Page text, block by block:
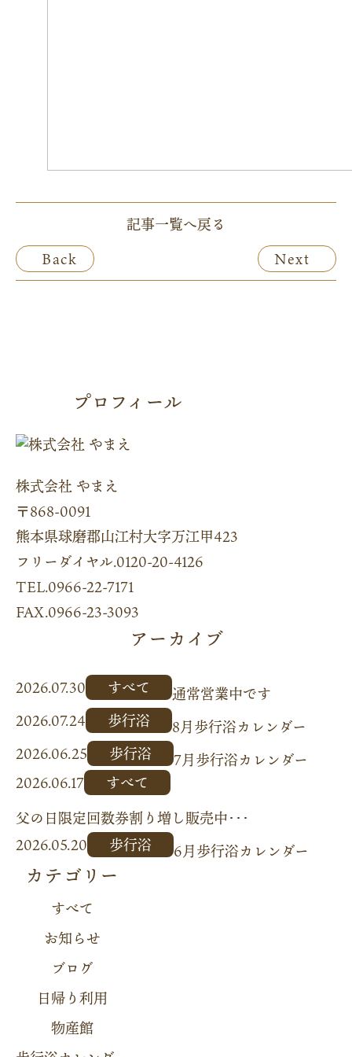
Back
記事一覧へ戻る
Next
プロフィール
株式会社 やまえ
〒868-0091
熊本県球磨郡山江村大字万江甲423
フリーダイヤル.0120-20-4126
TEL.0966-22-7171
FAX.0966-23-3093
アーカイブ
2026.07.30 すべて
通常営業中です
2026.07.24
歩行浴
8月歩行浴カレンダー
2026.06.25
歩行浴
7月歩行浴カレンダー
2026.06.17
すべて
父の日限定回数券割り増し販売中･･･
2026.05.20
歩行浴 6月歩行浴カレンダー
カテゴリー
すべて
お知らせ
ブログ
日帰り利用
物産館